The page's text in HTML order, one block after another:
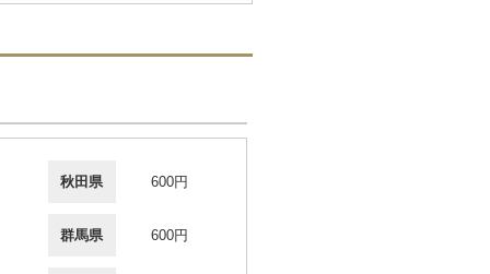
秋田県 600円
群馬県 600円